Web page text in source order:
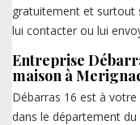
gratuitement et surtout
lui contacter ou lui
Entreprise
maison à
Débarras 16 est à
dans le département du